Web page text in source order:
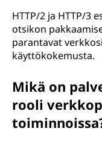
HTTP/2 ja HTTP/3
otsikon
parantavat
käyttökokemusta.
Mikä on
rooli